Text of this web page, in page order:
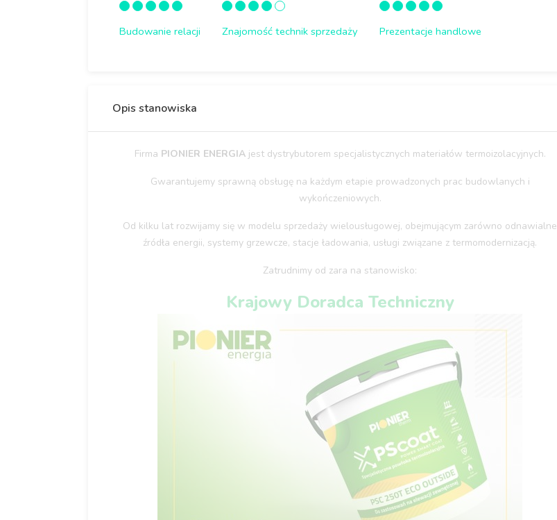
Budowanie relacji Znajomość technik sprzedaży Prezentacje handlowe
Opis stanowiska
Firma PIONIER ENERGIAjest dystrybutorem specjalistycznych materiałów termoizolacyjnych.
Gwarantujemy sprawną obsługę na każdym etapie prowadzonych prac budowlanych i
wykończeniowych.
Od kilku lat rozwijamy się w modelu sprzedaży wielousługowej, obejmującym zarówno odnawialne
źródła energii, systemy grzewcze, stacje ładowania, usługi związane z termomodernizacją.
Zatrudnimy od zara na stanowisko:
Krajowy Doradca Techniczny